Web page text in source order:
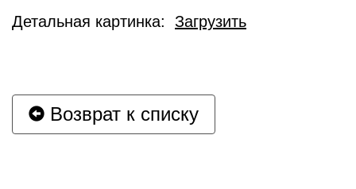
Детальная картинка: Загрузить
Возврат к списку